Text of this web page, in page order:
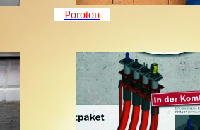
Poroton